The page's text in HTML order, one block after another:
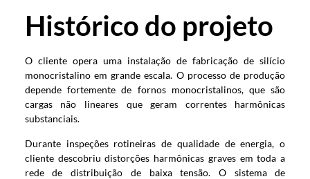
Histórico do projeto
O cliente opera uma instalação de fabricação de silício
monocristalino em grande escala. O processo de produção
depende fortemente de fornos monocristalinos, que são
cargas não lineares que geram correntes harmônicas
substanciais.
Durante inspeções rotineiras de qualidade de energia, o
cliente descobriu distorções harmônicas graves em toda a
rede de distribuição de baixa tensão. O sistema de